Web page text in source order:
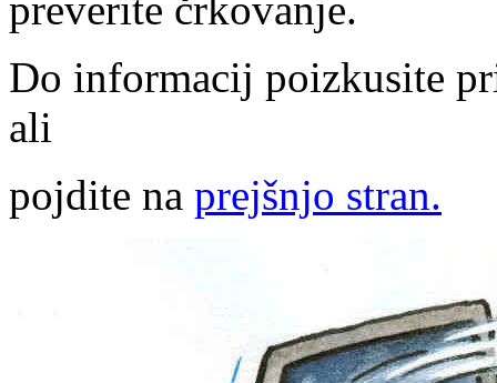
Do informacij poizkusite
ali
pojdite na prejšnjo stran.